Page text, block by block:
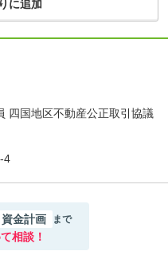
四国地区不動産公正取引協議
4
資金計画 まで
相談！